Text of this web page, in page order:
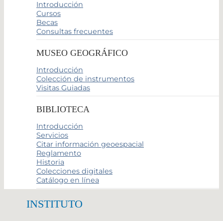
Introducción
Cursos
Becas
Consultas frecuentes
MUSEO GEOGRÁFICO
Introducción
Colección de instrumentos
Visitas Guiadas
BIBLIOTECA
Introducción
Servicios
Citar información geoespacial
Reglamento
Historia
Colecciones digitales
Catálogo en línea
INSTITUTO